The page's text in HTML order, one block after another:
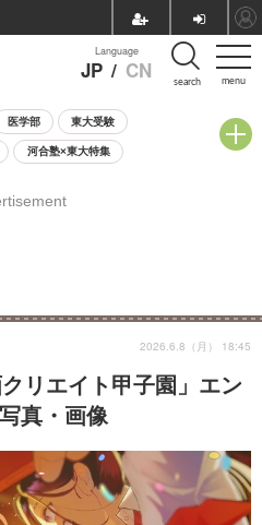
menu
Language
JP / CN search
医学部 東大受験
河合塾×東大特集
説明会・相談会
リエイト甲子園」エン
真・画像
2026.6.8（月） 18:45